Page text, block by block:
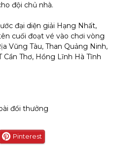
đội chủ nhà.
đại diện giải Hạng Nhất,
cuối đoạt vé vào chơi vòng
Vũng Tàu, Than Quảng Ninh,
Cần Thơ, Hồng Lĩnh Hà Tĩnh
đổi thưởng
Pinterest